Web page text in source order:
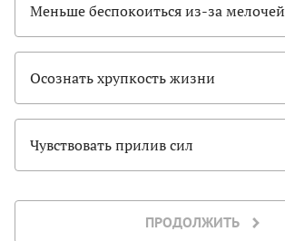
Меньше беспокоиться из-за мелочей
Осознать хрупкость жизни
Чувствовать прилив сил
ПРОДОЛЖИТЬ